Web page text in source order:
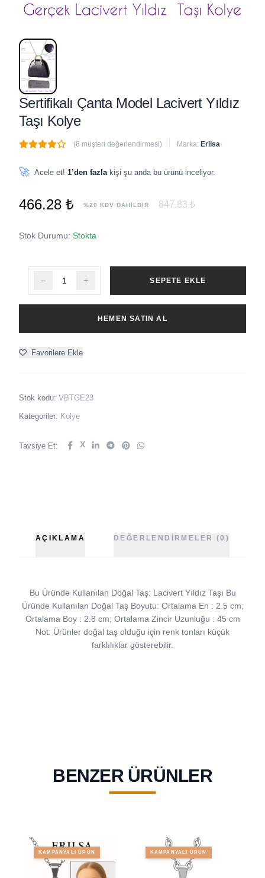
Sertifikalı Çanta Model Lacivert Yıldız
Taşı Kolye
(8 müşteri değerlendirmesi) Marka: Erilsa
🚀 Acele et! 1’den fazla kişi şu anda bu ürünü inceliyor.
466.28 ₺ %20 KDV DAHİLDİR 847.83 ₺
Stok Durumu: Stokta
SEPETE EKLE
HEMEN SATIN AL
Favorilere Ekle
Stok kodu: VBTGE23
Kategoriler: Kolye
Tavsiye Et: X
AÇIKLAMA DEĞERLENDIRMELER (0)
Bu Üründe Kullanılan Doğal Taş: Lacivert Yıldız Taşı Bu
Üründe Kullanılan Doğal Taş Boyutu: Ortalama En : 2.5 cm;
Ortalama Boy : 2.8 cm; Ortalama Zincir Uzunluğu : 45 cm
Not: Ürünler doğal taş olduğu için renk tonları küçük
farklılıklar gösterebilir.
BENZER ÜRÜNLER
KAMPANYALI ÜRÜN KAMPANYALI ÜRÜN